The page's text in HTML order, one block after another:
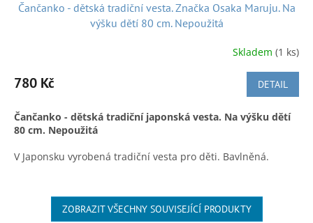
Zásilkovnou, Českou poštou či po předchozí
domluvě, možnost osobního předání v Náchodě
To ship to another EU country, please contact us
Čančanko - dětská tradiční vesta. Značka Osaka Maruju. Na
výšku dětí 80 cm. Nepoužitá
Skladem (1 ks)
780 Kč DETAIL
Čančanko - dětská tradiční japonská vesta. Na výšku dětí
80 cm. Nepoužitá
V Japonsku vyrobená tradiční vesta pro děti. Bavlněná.
nepoužitá.
ZOBRAZIT VŠECHNY SOUVISEJÍCÍ PRODUKTY